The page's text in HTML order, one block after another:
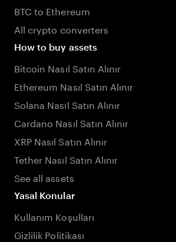
BTC to Ethereum
All crypto converters
How to buy assets
Bitcoin Nasıl Satın Alınır
Ethereum Nasıl Satın Alınır
Solana Nasıl Satın Alınır
Cardano Nasıl Satın Alınır
XRP Nasıl Satın Alınır
Tether Nasıl Satın Alınır
See all assets
Yasal Konular
Kullanım Koşulları
Gizlilik Politikası